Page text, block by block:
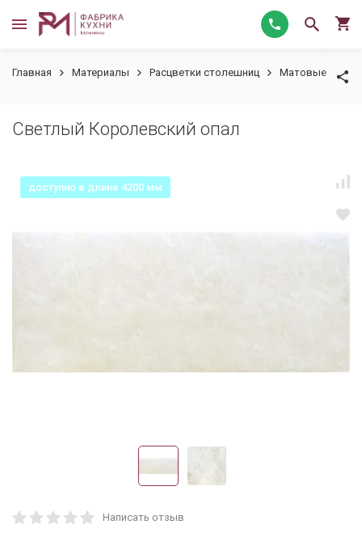
Главная Материалы Расцветки столешниц Матовые
Светлый Королевский опал
доступно в длине 4200 мм
Написать отзыв